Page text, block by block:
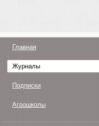
Главная
Журналы
Подписки
Агрошколы